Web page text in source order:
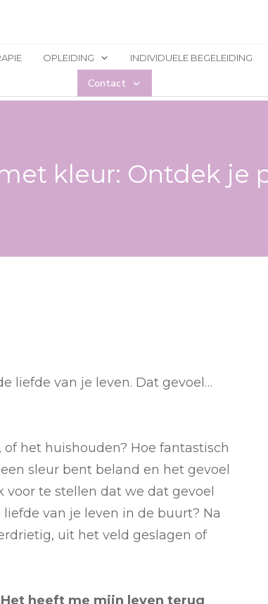
OPLEIDING INDIVIDUELE BEGELEIDING
Contact
kleur: Ontdek je
liefde van je leven. Dat gevoel…
het huishouden? Hoe fantastisch
sleur bent beland en het gevoel
te stellen dat we dat gevoel
van je leven in de buurt? Na
uit het veld geslagen of
heeft me mijn leven terug